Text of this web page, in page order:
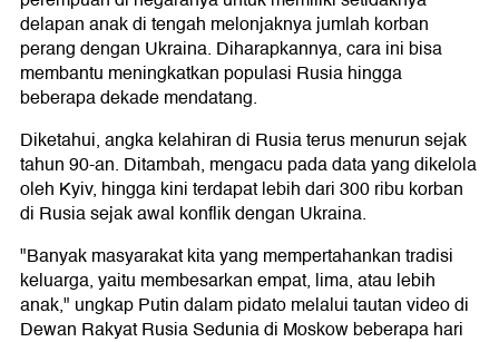
delapan anak di tengah melonjaknya jumlah korban
perang dengan Ukraina. Diharapkannya, cara ini bisa
membantu meningkatkan populasi Rusia hingga
beberapa dekade mendatang.
Diketahui, angka kelahiran di Rusia terus menurun sejak
tahun 90-an. Ditambah, mengacu pada data yang dikelola
oleh Kyiv, hingga kini terdapat lebih dari 300 ribu korban
di Rusia sejak awal konflik dengan Ukraina.
"Banyak masyarakat kita yang mempertahankan tradisi
keluarga, yaitu membesarkan empat, lima, atau lebih
anak," ungkap Putin dalam pidato melalui tautan video di
Dewan Rakyat Rusia Sedunia di Moskow beberapa hari